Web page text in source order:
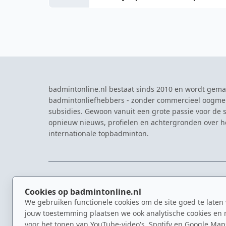
Cookies op badmintonline.nl
We gebruiken functionele cookies om de site goed te laten
jouw toestemming plaatsen we ook analytische cookies en
badmintonline.nl bestaat sinds 2010 en wordt
badmintonliefhebbers - zonder commercieel
subsidies. Gewoon vanuit een grote passie voor de
opnieuw nieuws, profielen en achtergronden over
internationale topbadminton.
Nieuws
Kennisbank
Spelers
Eredivisie
NK
Dutch